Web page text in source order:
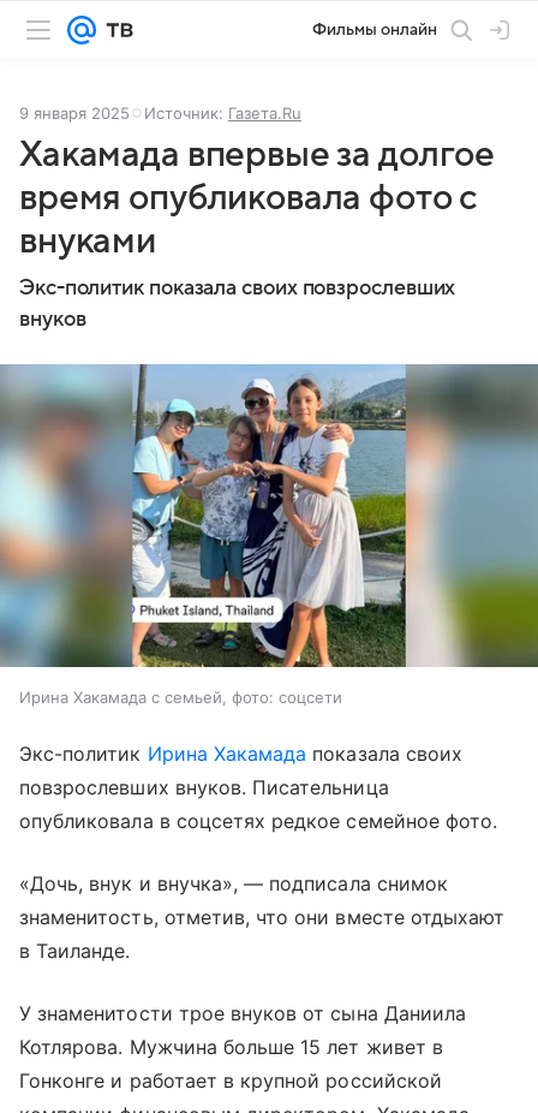
Фильмы онлайн
9 января 2025 Источник: Газета.Ru
Хакамада впервые за долгое
время опубликовала фото с
внуками
Экс-политик показала своих повзрослевших
внуков
Ирина Хакамада с семьей, фото: соцсети
Экс-политик Ирина Хакамада показала своих
повзрослевших внуков. Писательница
опубликовала в соцсетях редкое семейное фото.
«Дочь, внук и внучка», — подписала снимок
знаменитость, отметив, что они вместе отдыхают
в Таиланде.
У знаменитости трое внуков от сына Даниила
Котлярова. Мужчина больше 15 лет живет в
Гонконге и работает в крупной российской